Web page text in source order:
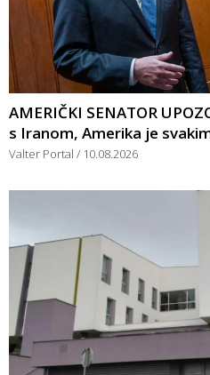
AMERIČKI SENATOR
s Iranom, Amerika je
Valter Portal 10.08.2026